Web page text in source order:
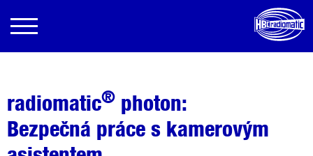
radiomatic® photon:
Bezpečná práce s kamerovým